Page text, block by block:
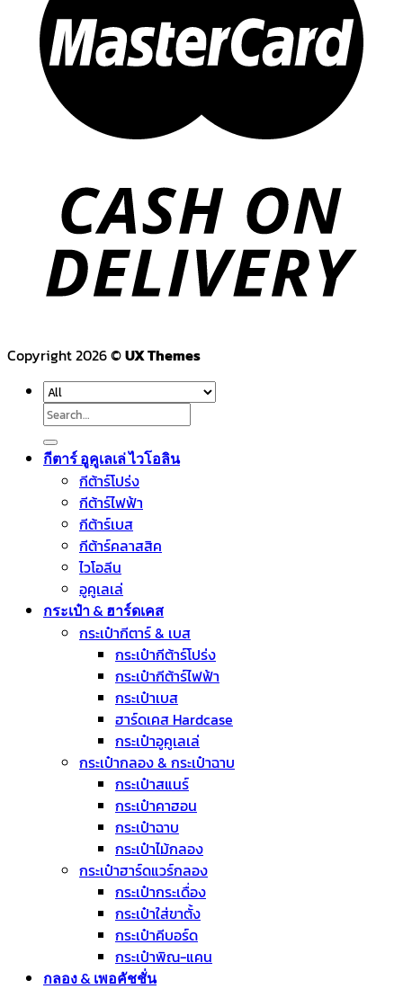
Copyright 2026 ©UX Themes
Search
for:
กีตาร์ อูคูเลเล่ ไวโอลิน
กีต้าร์โปร่ง
กีต้าร์ไฟฟ้า
กีต้าร์เบส
กีต้าร์คลาสสิค
ไวโอลีน
อูคูเลเล่
กระเป๋า & ฮาร์ดเคส
กระเป๋ากีตาร์ & เบส
กระเป๋ากีต้าร์โปร่ง
กระเป๋ากีต้าร์ไฟฟ้า
กระเป๋าเบส
ฮาร์ดเคส Hardcase
กระเป๋าอูคูเลเล่
กระเป๋ากลอง & กระเป๋าฉาบ
กระเป๋าสแนร์
กระเป๋าคาฮอน
กระเป๋าฉาบ
กระเป๋าไม้กลอง
กระเป๋าฮาร์ดแวร์กลอง
กระเป๋ากระเดื่อง
กระเป๋าใส่ขาตั้ง
กระเป๋าคีบอร์ด
กระเป๋าพิณ-แคน
กลอง & เพอคัชชั่น